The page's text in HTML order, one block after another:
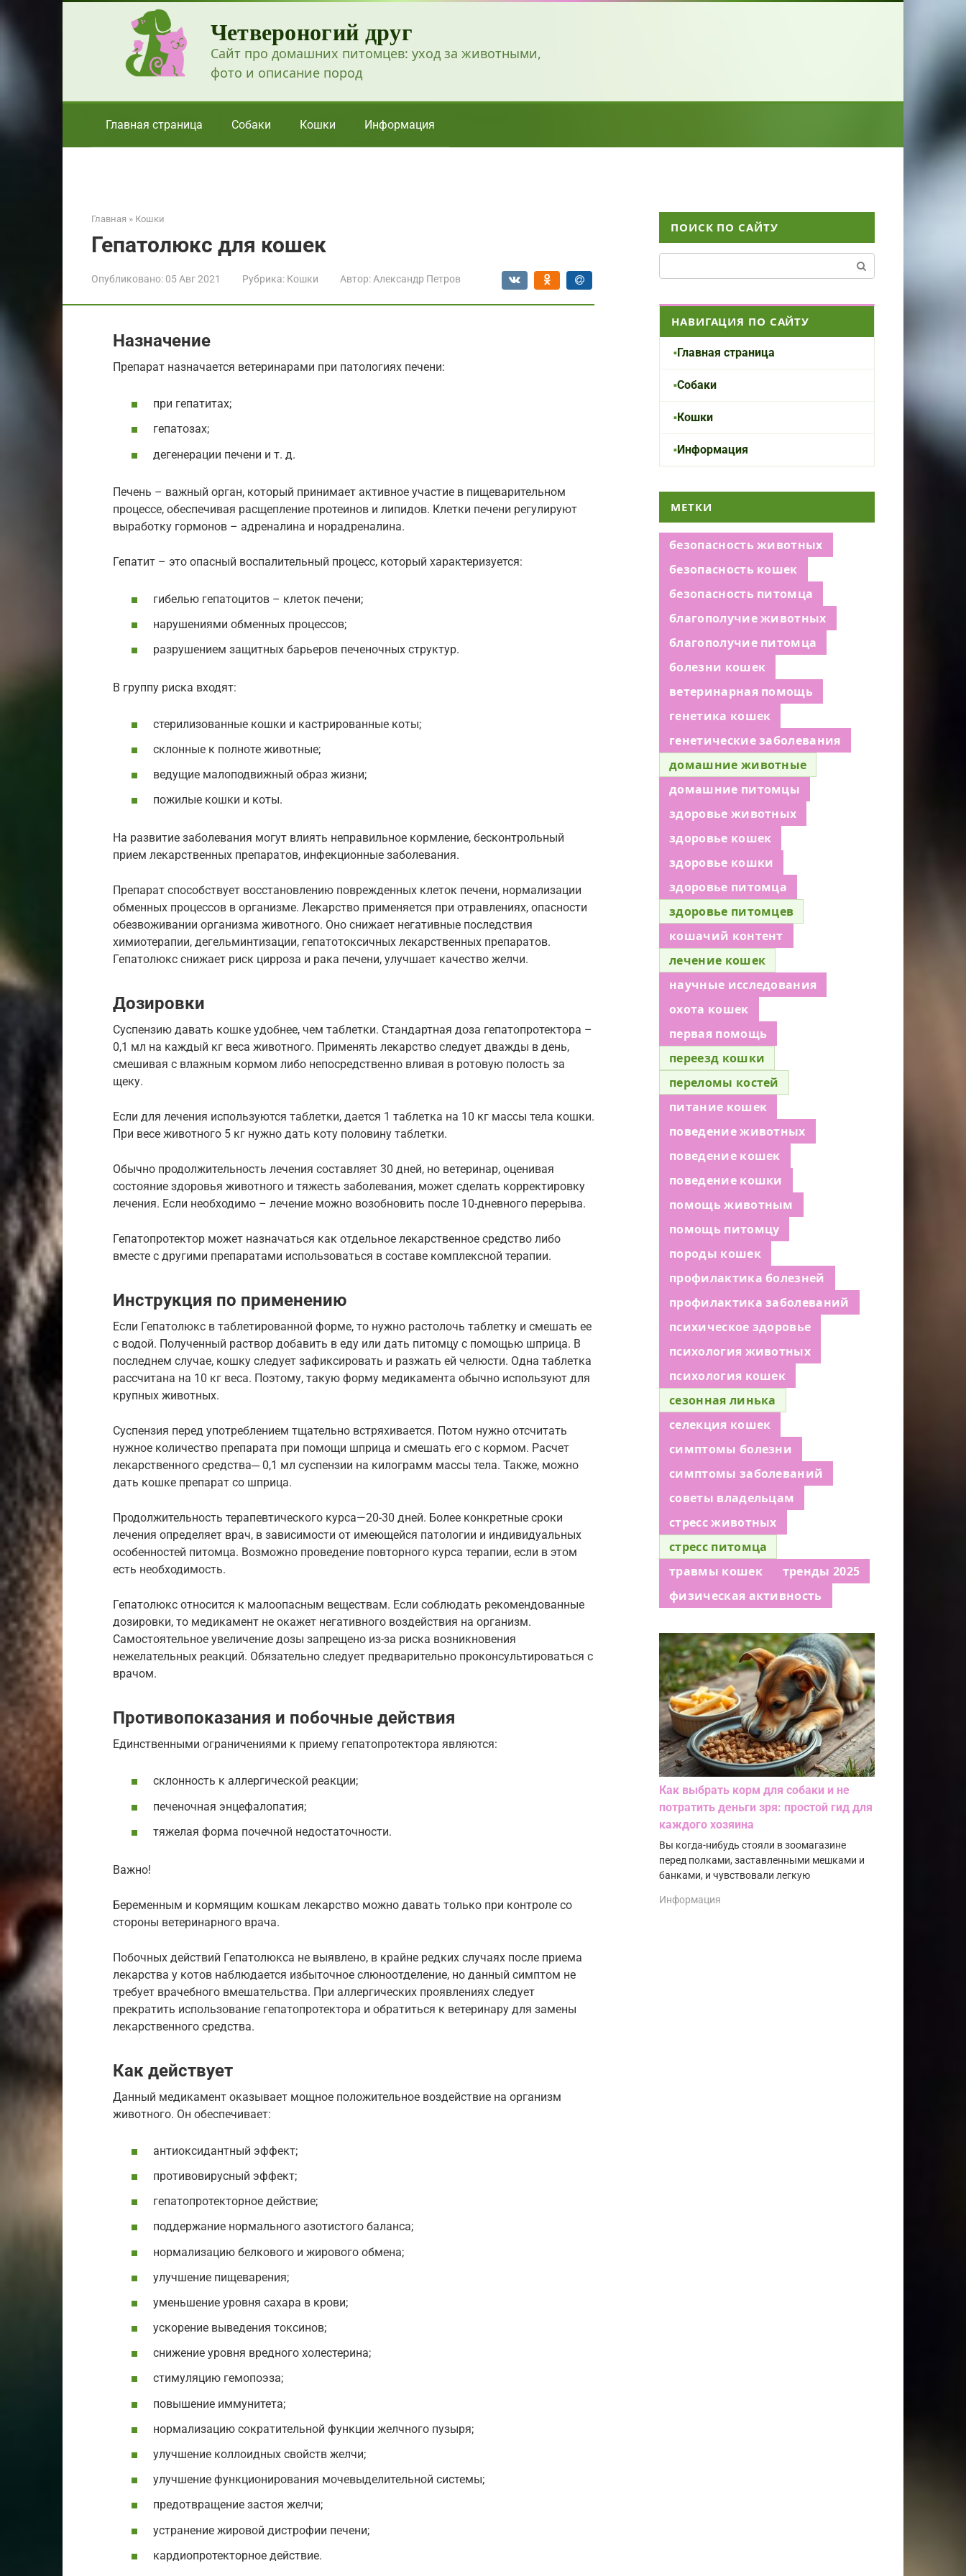
Четвероногий друг
Сайт про домашних питомцев: уход за животными,
фото и описание пород
Главная страница Собаки Кошки Информация
Главная » Кошки
Гепатолюкс для кошек
Опубликовано: 05 Авг 2021 Рубрика: Кошки Автор: Александр Петров
Назначение
Препарат назначается ветеринарами при патологиях печени:
при гепатитах;
гепатозах;
дегенерации печени и т. д.
Печень – важный орган, который принимает активное участие в пищеварительном
процессе, обеспечивая расщепление протеинов и липидов. Клетки печени регулируют
выработку гормонов – адреналина и норадреналина.
Гепатит – это опасный воспалительный процесс, который характеризуется:
гибелью гепатоцитов – клеток печени;
нарушениями обменных процессов;
разрушением защитных барьеров печеночных структур.
В группу риска входят:
стерилизованные кошки и кастрированные коты;
склонные к полноте животные;
ведущие малоподвижный образ жизни;
пожилые кошки и коты.
На развитие заболевания могут влиять неправильное кормление, бесконтрольный
прием лекарственных препаратов, инфекционные заболевания.
Препарат способствует восстановлению поврежденных клеток печени, нормализации
обменных процессов в организме. Лекарство применяется при отравлениях, опасности
обезвоживании организма животного. Оно снижает негативные последствия
химиотерапии, дегельминтизации, гепатотоксичных лекарственных препаратов.
Гепатолюкс снижает риск цирроза и рака печени, улучшает качество желчи.
Дозировки
Суспензию давать кошке удобнее, чем таблетки. Стандартная доза гепатопротектора –
0,1 мл на каждый кг веса животного. Применять лекарство следует дважды в день,
смешивая с влажным кормом либо непосредственно вливая в ротовую полость за
щеку.
Если для лечения используются таблетки, дается 1 таблетка на 10 кг массы тела кошки.
При весе животного 5 кг нужно дать коту половину таблетки.
Обычно продолжительность лечения составляет 30 дней, но ветеринар, оценивая
состояние здоровья животного и тяжесть заболевания, может сделать корректировку
лечения. Если необходимо – лечение можно возобновить после 10-дневного перерыва.
Гепатопротектор может назначаться как отдельное лекарственное средство либо
вместе с другими препаратами использоваться в составе комплексной терапии.
Инструкция по применению
Если Гепатолюкс в таблетированной форме, то нужно растолочь таблетку и смешать ее
с водой. Полученный раствор добавить в еду или дать питомцу с помощью шприца. В
последнем случае, кошку следует зафиксировать и разжать ей челюсти. Одна таблетка
рассчитана на 10 кг веса. Поэтому, такую форму медикамента обычно используют для
крупных животных.
Суспензия перед употреблением тщательно встряхивается. Потом нужно отсчитать
нужное количество препарата при помощи шприца и смешать его с кормом. Расчет
лекарственного средства─ 0,1 мл суспензии на килограмм массы тела. Также, можно
дать кошке препарат со шприца.
Продолжительность терапевтического курса—20-30 дней. Более конкретные сроки
лечения определяет врач, в зависимости от имеющейся патологии и индивидуальных
особенностей питомца. Возможно проведение повторного курса терапии, если в этом
есть необходимость.
Гепатолюкс относится к малоопасным веществам. Если соблюдать рекомендованные
дозировки, то медикамент не окажет негативного воздействия на организм.
Самостоятельное увеличение дозы запрещено из-за риска возникновения
нежелательных реакций. Обязательно следует предварительно проконсультироваться с
врачом.
Противопоказания и побочные действия
Единственными ограничениями к приему гепатопротектора являются:
склонность к аллергической реакции;
печеночная энцефалопатия;
тяжелая форма почечной недостаточности.
Важно!
Беременным и кормящим кошкам лекарство можно давать только при контроле со
стороны ветеринарного врача.
Побочных действий Гепатолюкса не выявлено, в крайне редких случаях после приема
лекарства у котов наблюдается избыточное слюноотделение, но данный симптом не
требует врачебного вмешательства. При аллергических проявлениях следует
прекратить использование гепатопротектора и обратиться к ветеринару для замены
лекарственного средства.
Как действует
Данный медикамент оказывает мощное положительное воздействие на организм
животного. Он обеспечивает:
антиоксидантный эффект;
противовирусный эффект;
гепатопротекторное действие;
поддержание нормального азотистого баланса;
нормализацию белкового и жирового обмена;
улучшение пищеварения;
уменьшение уровня сахара в крови;
ускорение выведения токсинов;
снижение уровня вредного холестерина;
стимуляцию гемопоэза;
повышение иммунитета;
нормализацию сократительной функции желчного пузыря;
улучшение коллоидных свойств желчи;
улучшение функционирования мочевыделительной системы;
предотвращение застоя желчи;
устранение жировой дистрофии печени;
кардиопротекторное действие.
ПОИСК ПО САЙТУ
НАВИГАЦИЯ ПО САЙТУ
Главная страница
Собаки
Кошки
Информация
МЕТКИ
безопасность животных
безопасность кошек
безопасность питомца
благополучие животных
благополучие питомца
болезни кошек
ветеринарная помощь
генетика кошек
генетические заболевания
домашние животные
домашние питомцы
здоровье животных
здоровье кошек
здоровье кошки
здоровье питомца
здоровье питомцев
кошачий контент
лечение кошек
научные исследования
охота кошек
первая помощь
переезд кошки
переломы костей
питание кошек
поведение животных
поведение кошек
поведение кошки
помощь животным
помощь питомцу
породы кошек
профилактика болезней
профилактика заболеваний
психическое здоровье
психология животных
психология кошек
сезонная линька
селекция кошек
симптомы болезни
симптомы заболеваний
советы владельцам
стресс животных
стресс питомца
травмы кошек
тренды 2025
физическая активность
Как выбрать корм для собаки и не
потратить деньги зря: простой гид для
каждого хозяина
Вы когда-нибудь стояли в зоомагазине
перед полками, заставленными мешками и
банками, и чувствовали легкую
Информация